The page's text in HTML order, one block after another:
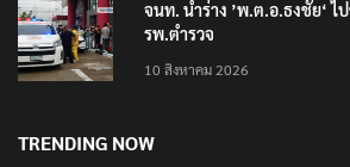
จนท. นำร่าง ’พ.ต.อ.ธงชัย‘
รพ.ตำรวจ
10 สิงหาคม 2026
TRENDING NOW